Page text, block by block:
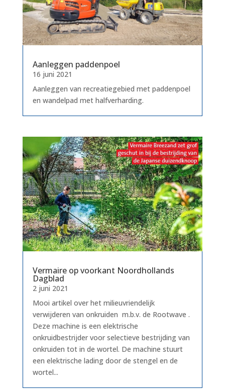
Aanleggen paddenpoel
16 juni 2021
Aanleggen van recreatiegebied met paddenpoel
en wandelpad met halfverharding.
Vermaire op voorkant Noordhollands
Dagblad
2 juni 2021
Mooi artikel over het milieuvriendelijk
verwijderen van onkruiden m.b.v. de Rootwave .
Deze machine is een elektrische
onkruidbestrijder voor selectieve bestrijding van
onkruiden tot in de wortel. De machine stuurt
een elektrische lading door de stengel en de
wortel...